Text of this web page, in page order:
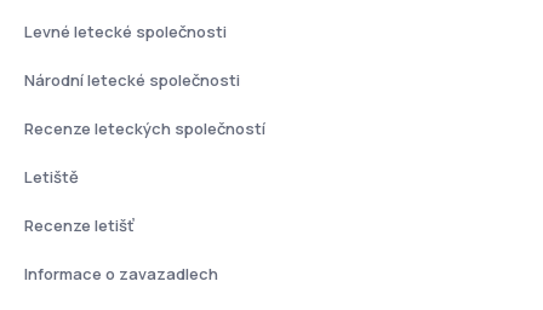
Levné letecké společnosti
Národní letecké společnosti
Recenze leteckých společností
Letiště
Recenze letišť
Informace o zavazadlech